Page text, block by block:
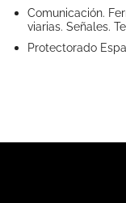
Comunicación.
viarias. Señales.
Protectorado